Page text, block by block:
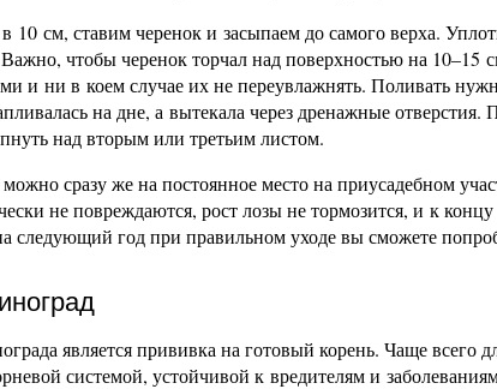
10 см, ставим черенок и засыпаем до самого верха.
чтобы черенок торчал над поверхностью на 10–15
и ни в коем случае их не переувлажнять. Поливать
на дне, а вытекала через дренажные отверстия.
над вторым или третьим листом.
сразу же на постоянное место на приусадебном
не повреждаются, рост лозы не тормозится, и к
следующий год при правильном уходе вы сможете
является прививка на готовый корень. Чаще всего
системой, устойчивой к вредителям и